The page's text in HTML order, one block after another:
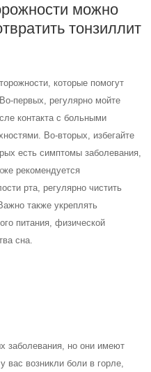
можно
тонзиллит
которые помогут
первых, регулярно мойте
контакта с больными
Во-вторых, избегайте
есть симптомы заболевания,
рекомендуется
рта, регулярно чистить
также укреплять
питания, физической
сна.
заболевания, но они имеют
вас возникли боли в горле,